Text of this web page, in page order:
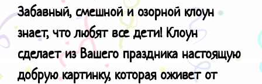
Забавный, смешной и озорной клоун
знает, что любят все дети! Клоун
сделает из Вашего праздника настоящую
добрую картинку, которая оживет от